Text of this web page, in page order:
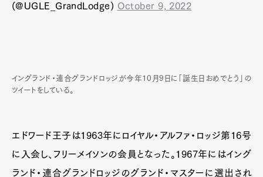
(@UGLE_GrandLodge) October 9, 2022
イングランド・連合グランドロッジが今年10月9日に「誕生日おめでとう」の
ツイートをしている。
エドワード王子は1963年にロイヤル・アルファ・ロッジ第16号
に入会し、フリーメイソンの会員となった。1967年にはイング
ランド・連合グランドロッジのグランド・マスターに選出され